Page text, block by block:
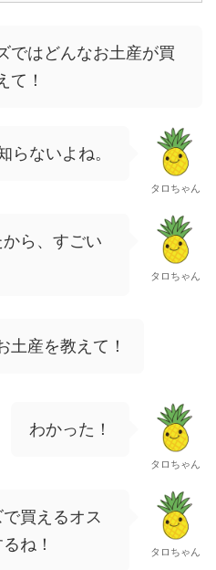
ではどんなお土産が買
て！
らないよね。
タロちゃん
ら、すごい
タロちゃん
土産を教えて！
わかった！
タロちゃん
買えるオス
ね！
タロちゃん